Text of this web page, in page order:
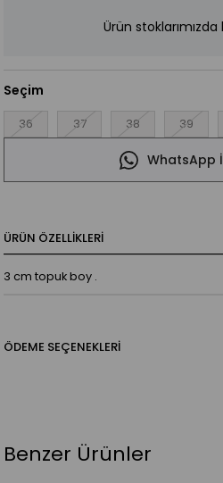
Ürün stoklarımızda
Seçim
36 37 38 39
WhatsApp
ÜRÜN ÖZELLIKLERI
3 cm topuk boy .
ÖDEME SEÇENEKLERI
Benzer Ürünler